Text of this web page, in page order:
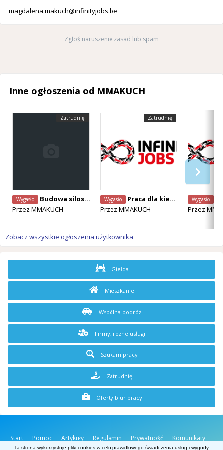
magdalena.makuch@infinityjobs.be
Zgłoś naruszenie zasad lub spam
Inne ogłoszenia od MMAKUCH
Zatrudnię
Wygasło
Budowa silosow na biopaliwo - siedziba firmy w Deinze
Przez MMAKUCH
Zatrudnię
Wygasło
Praca dla kierowcy CE - Avelgem
Przez MMAKUCH
Wygasło
Przez
Zobacz wszystkie ogłoszenia użytkownika
Giełda
Mieszkanie
Wspólna podróż
Firmy, różne usługi
Szukam pracy
Zatrudnię
Oferty biur pracy
Start Pomoc Artykuły Regulamin Prywatność
Komunikaty
O stronie
Kontakt
Ta strona wykorzystuje pliki cookies w celu prawidłowego świadczenia usług i wygody